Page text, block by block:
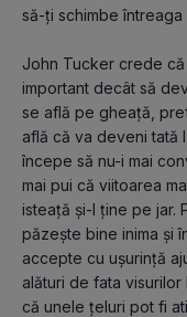
să-ți schimbe întreaga
John Tucker crede
important decât să
se află pe gheață,
află că va deveni tată
începe să nu-i mai
mai pui că viitoarea
isteață și-l ține pe jar.
păzește bine inima și
accepte cu ușurință
alături de fata
că unele țeluri pot fi